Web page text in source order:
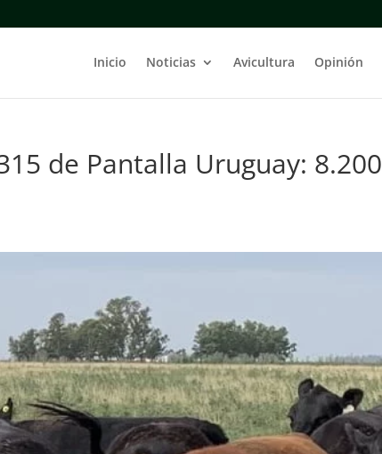
Inicio Noticias Avicultura Opinión
de Pantalla Uruguay: 8.200